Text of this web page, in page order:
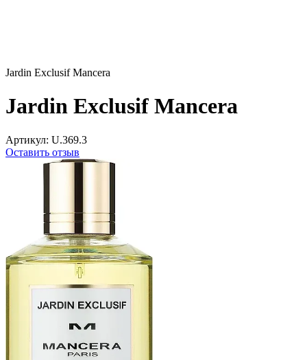
Jardin Exclusif Mancera
Jardin Exclusif Mancera
Артикул: U.369.3
Оставить отзыв